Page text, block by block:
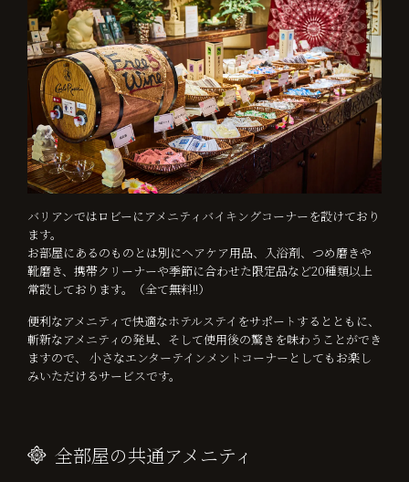
バリアンではロビーにアメニティバイキングコーナーを設けており
ます。
お部屋にあるのものとは別にヘアケア用品、入浴剤、つめ磨きや
靴磨き、携帯クリーナーや季節に合わせた限定品など20種類以上
常設しております。（全て無料!!）
便利なアメニティで快適なホテルステイをサポートするとともに、
斬新なアメニティの発見、そして使用後の驚きを味わうことができ
ますので、 小さなエンターテインメントコーナーとしてもお楽し
みいただけるサービスです。
全部屋の共通アメニティ